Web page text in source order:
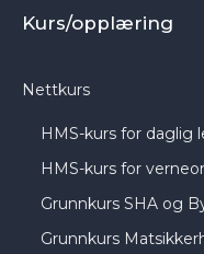
Kurs/opplæring
Nettkurs
HMS-kurs for daglig
HMS-kurs for
Grunnkurs SHA og
Grunnkurs